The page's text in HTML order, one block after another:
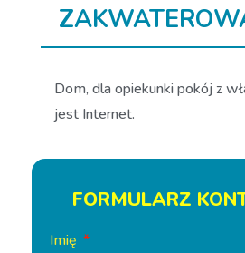
Dom, dla opiekunki pokój z
jest Internet.
FORMULARZ
Imię